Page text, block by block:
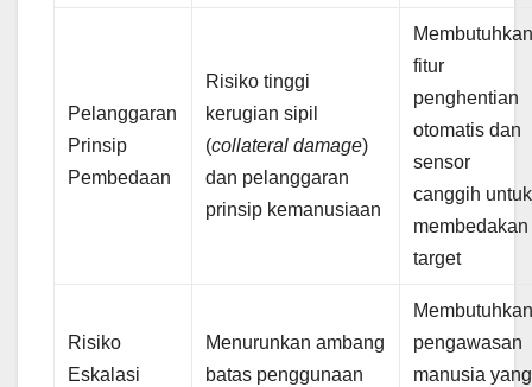
Pelanggaran
Prinsip
Pembedaan
Risiko tinggi
kerugian sipil
(collateral damage)
dan pelanggaran
prinsip kemanusiaan
fitur
penghentian
otomatis dan
sensor
canggih untuk
membedakan
target
Risiko
Eskalasi
Menurunkan ambang
batas penggunaan
pengawasan
manusia yang